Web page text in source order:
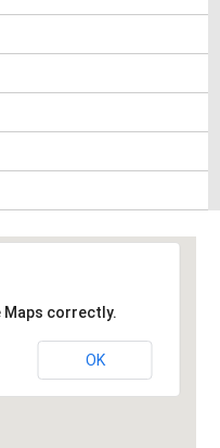
Maps correctly.
OK